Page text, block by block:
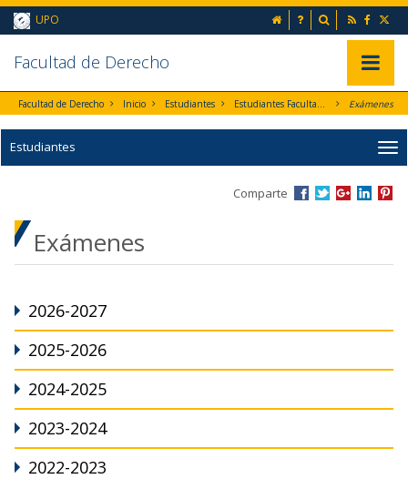
Ir al contenido principal de la página (alt + s)
Ir a la cabecera de la página (alt + c)
Ir al pie de la página (alt + p)
Ir al menú principal (alt + u)
UPO inicio Preguntas
Buscador
Facultad de Derecho
Facultad de Derecho Inicio Estudiantes Estudiantes Facultad de Derecho Exámenes
Estudiantes
Comparte
Exámenes
2026-2027
2025-2026
2024-2025
2023-2024
2022-2023